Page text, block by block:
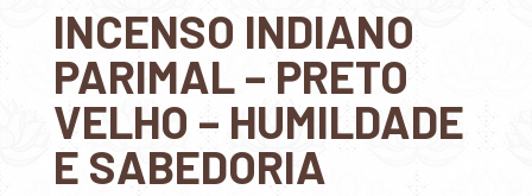
INCENSO INDIANO
PARIMAL – PRETO
VELHO – HUMILDADE
E SABEDORIA